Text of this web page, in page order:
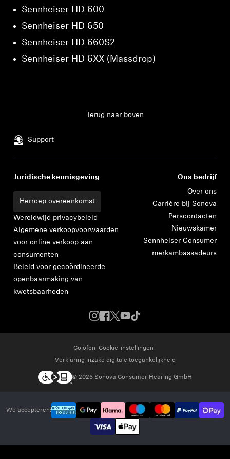
Sennheiser HD 600
Sennheiser HD 650
Sennheiser HD 660S2
Sennheiser HD 6XX (Massdrop)
Support
Terug naar boven
Juridische kennisgeving
Herroep overeenkomst
Wereldwijd privacybeleid
Algemene verkoopvoorwaarden
voor online verkoop aan
consumenten
Beleid voor gecoördineerde
openbaarmaking van
kwetsbaarheden
Ons bedrijf
Over ons
Carrière bij Sonova
Perscontacten
Nieuwskamer
Sennheiser Consumer
merkambassadeurs
Colofon Cookie-instellingen
Verklaring inzake digitale toegankelijkheid
© 2026 Sonova Consumer Hearing GmbH
We accepteren: